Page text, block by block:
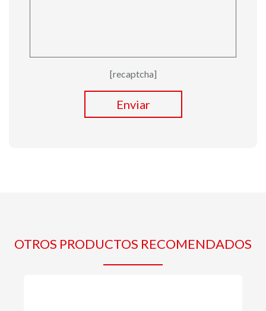
[recaptcha]
Enviar
OTROS PRODUCTOS RECOMENDADOS